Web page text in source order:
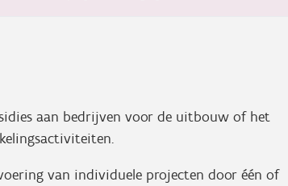
aan bedrijven voor de uitbouw of het
van individuele projecten door één of